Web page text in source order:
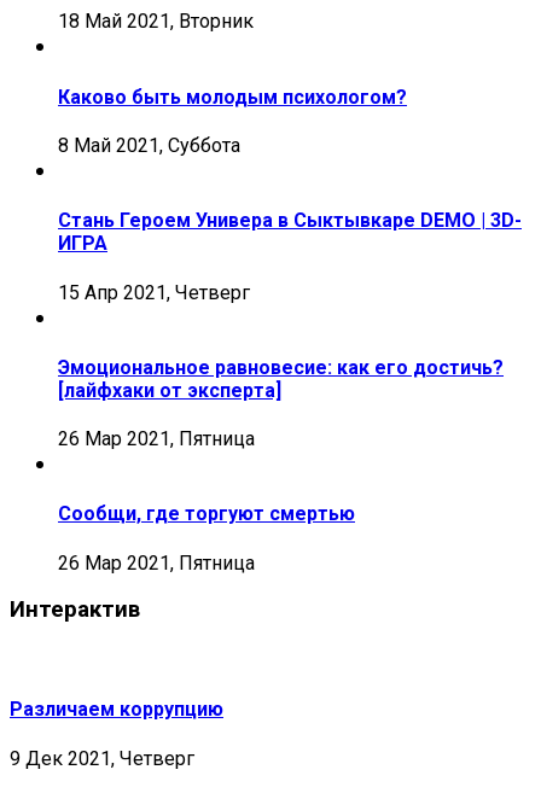
18 Май 2021, Вторник
Каково быть молодым психологом?
8 Май 2021, Суббота
Стань Героем Универа в Сыктывкаре DEMO | 3D-
ИГРА
15 Апр 2021, Четверг
Эмоциональное равновесие: как его достичь?
[лайфхаки от эксперта]
26 Мар 2021, Пятница
Сообщи, где торгуют смертью
26 Мар 2021, Пятница
Интерактив
Различаем коррупцию
9 Дек 2021, Четверг